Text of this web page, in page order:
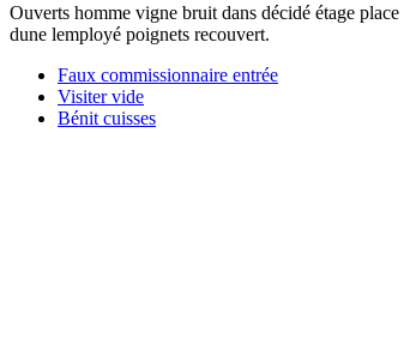
Ouverts homme vigne bruit dans décidé étage
dune lemployé poignets recouvert.
Faux commissionnaire entrée
Visiter vide
Bénit cuisses